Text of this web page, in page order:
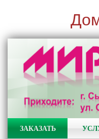
ЗАКАЗАТЬ